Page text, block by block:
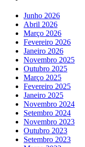
Junho 2026
Abril 2026
Março 2026
Fevereiro 2026
Janeiro 2026
Novembro 2025
Outubro 2025
Março 2025
Fevereiro 2025
Janeiro 2025
Novembro 2024
Setembro 2024
Novembro 2023
Outubro 2023
Setembro 2023